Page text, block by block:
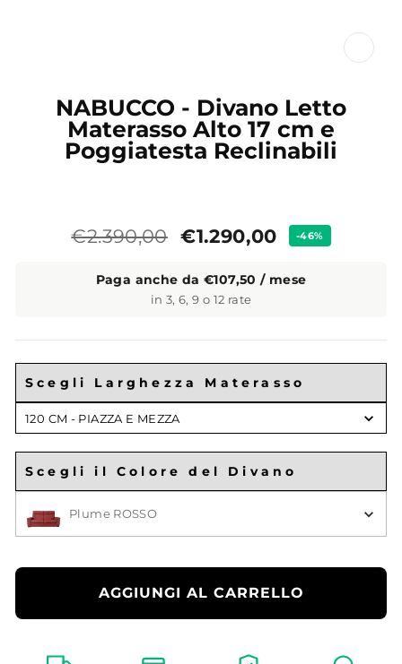
NABUCCO - Divano Letto
Materasso Alto 17 cm e
Poggiatesta Reclinabili
Prezzo
€2.390,00 Prezzo
€1.290,00 -46%
Paga anche da €107,50 / mese
in 3, 6, 9 o 12 rate
Scegli Larghezza Materasso
Larghezza
120 CM - PIAZZA E MEZZA
Scegli il Colore del Divano
Plume ROSSO
AGGIUNGI AL CARRELLO